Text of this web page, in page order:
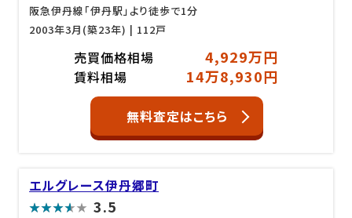
阪急伊丹線「伊丹駅」より徒歩で1分
2003年3月(築23年) | 112戸
売買価格相場 4,929万円
賃料相場 14万8,930円
無料査定はこちら
エルグレース伊丹郷町
3.5